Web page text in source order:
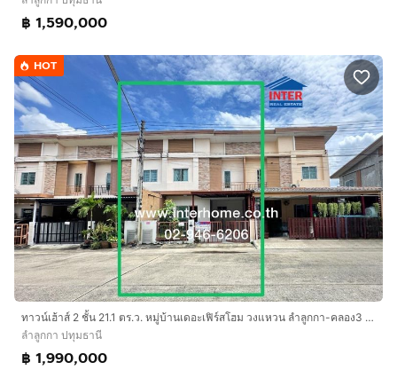
฿ 1,590,000
HOT
ทาวน์เฮ้าส์ 2 ชั้น 21.1 ตร.ว. หมู่บ้านเดอะเฟิร์สโฮม วงแหวน ลำลูกกา-คลอง3 ซอยเปียร์นนท์ ถนนลำลูกกา ลำลูกกา ปทุมธานี
ลำลูกกา ปทุมธานี
฿ 1,990,000